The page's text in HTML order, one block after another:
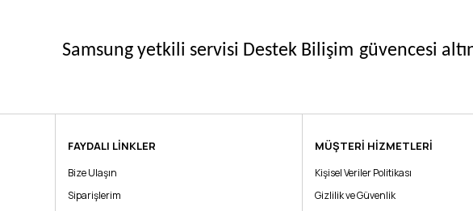
Samsung yetkili servisi Destek Bilişim güvencesi
Bu ürüne ilk yorumu siz yapın!
Yorum Yaz
FAYDALI LİNKLER
Bize Ulaşın
Siparişlerim
MÜŞTERİ HİZMETLERİ
Kişisel Veriler Politikası
Gizlilik ve Güvenlik